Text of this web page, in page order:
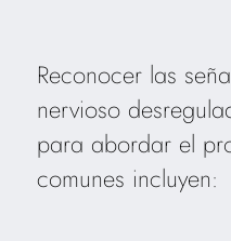
Reconocer las
nervioso
para abordar el
comunes incluyen: